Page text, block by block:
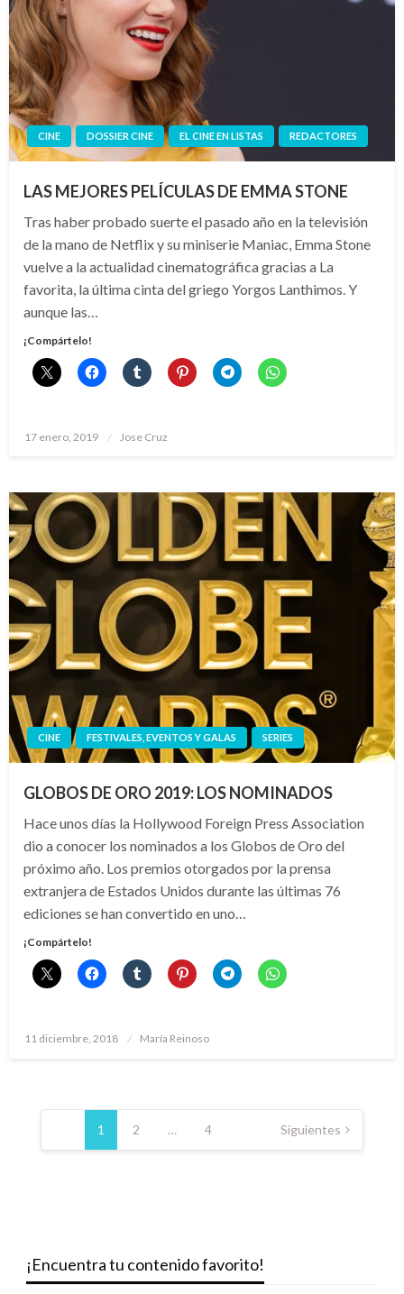
CINE DOSSIER CINE EL CINE EN LISTAS REDACTORES
LAS MEJORES PELÍCULAS DE EMMA STONE
Tras haber probado suerte el pasado año en la televisión
de la mano de Netflix y su miniserie Maniac, Emma Stone
vuelve a la actualidad cinematográfica gracias a La
favorita, la última cinta del griego Yorgos Lanthimos. Y
aunque las…
¡Compártelo!
Publicado
17 enero, 2019 Jose Cruz
CINE FESTIVALES, EVENTOS Y GALAS SERIES
GLOBOS DE ORO 2019: LOS NOMINADOS
Hace unos días la Hollywood Foreign Press Association
dio a conocer los nominados a los Globos de Oro del
próximo año. Los premios otorgados por la prensa
extranjera de Estados Unidos durante las últimas 76
ediciones se han convertido en uno…
¡Compártelo!
Publicado
11 diciembre, 2018 María Reinoso
Paginación
entradas
1 2 … 4 Siguientes
¡Encuentra tu contenido favorito!